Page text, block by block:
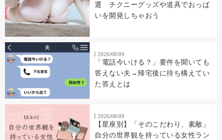
選 チクニーグッズや道具でおっぱ
いを開発しちゃおう
2026/08/09
「電話今いける？」要件を聞いても
答えない夫→帰宅後に待ち構えてい
た答えとは
2026/08/09
【星座別】「そのこだわり、素敵」
自分の世界観を持っている女性ラン